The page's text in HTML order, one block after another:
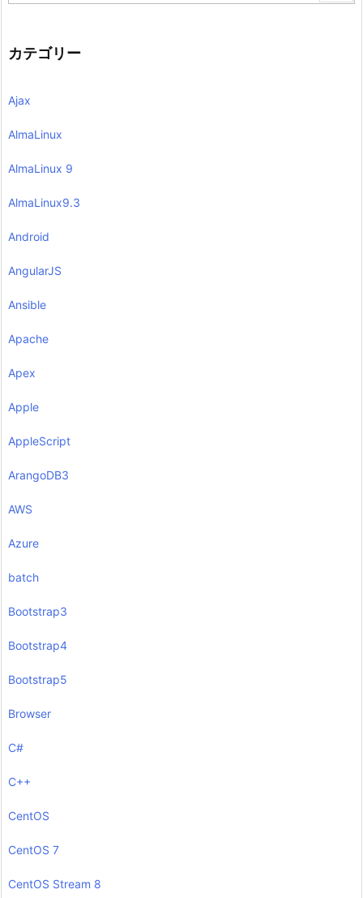
カテゴリー
Ajax
AlmaLinux
AlmaLinux 9
AlmaLinux9.3
Android
AngularJS
Ansible
Apache
Apex
Apple
AppleScript
ArangoDB3
AWS
Azure
batch
Bootstrap3
Bootstrap4
Bootstrap5
Browser
C#
C++
CentOS
CentOS 7
CentOS Stream 8